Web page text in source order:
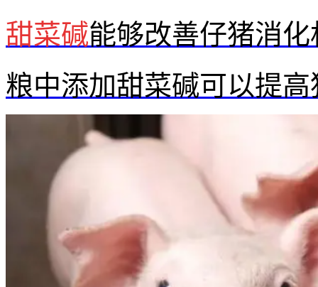
甜菜碱能够改善仔猪消
粮中添加甜菜碱可以提